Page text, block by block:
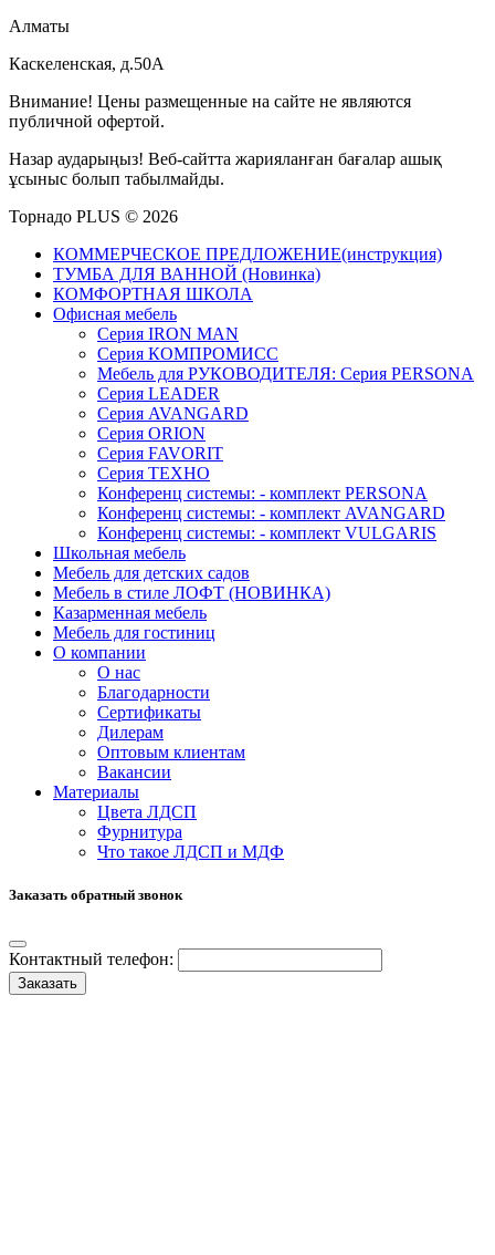
Алматы
Каскеленская, д.50А
Внимание! Цены размещенные на сайте не являются
публичной офертой.
Назар аударыңыз! Веб-сайтта жарияланған бағалар ашық
ұсыныс болып табылмайды.
Торнадо PLUS © 2026
КОММЕРЧЕСКОЕ ПРЕДЛОЖЕНИЕ(инструкция)
ТУМБА ДЛЯ ВАННОЙ (Новинка)
КОМФОРТНАЯ ШКОЛА
Офисная мебель
Серия IRON MAN
Серия КОМПРОМИСС
Мебель для РУКОВОДИТЕЛЯ: Серия PERSONA
Серия LEADER
Серия AVANGARD
Серия ORION
Серия FAVORIT
Серия ТЕХНО
Конференц системы: - комплект PERSONA
Конференц системы: - комплект AVANGARD
Конференц системы: - комплект VULGARIS
Школьная мебель
Мебель для детских садов
Мебель в стиле ЛОФТ (НОВИНКА)
Казарменная мебель
Мебель для гостиниц
О компании
О нас
Благодарности
Сертификаты
Дилерам
Оптовым клиентам
Вакансии
Материалы
Цвета ЛДСП
Фурнитура
Что такое ЛДСП и МДФ
Заказать обратный звонок
Контактный телефон:
Заказать